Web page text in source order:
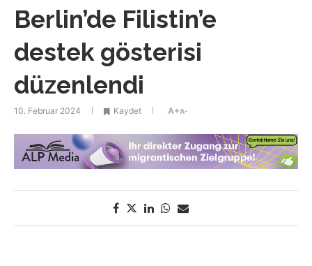
Berlin’de Filistin’e
destek gösterisi
düzenlendi
10. Februar 2024 Kaydet A+A-